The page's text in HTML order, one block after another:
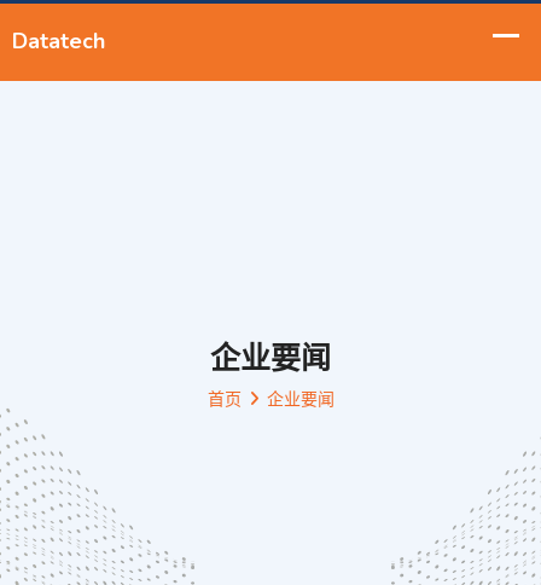
企业要闻
首页 企业要闻